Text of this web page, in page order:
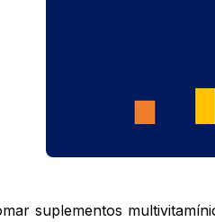
suplementos